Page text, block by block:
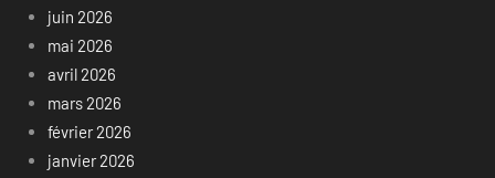
juin 2026
mai 2026
avril 2026
mars 2026
février 2026
janvier 2026